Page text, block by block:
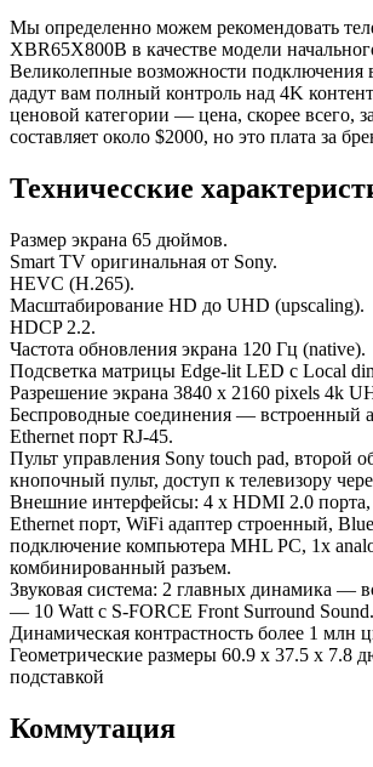
Мы определенно можем рекомендовать
XBR65X800B в качестве модели
Великолепные возможности подключения
дадут вам полный контроль над 4K
ценовой категории — цена, скорее всего,
составляет около $2000, но это плата за
Техничесские
Размер экрана 65 дюймов.
Smart TV оригинальная от Sony.
HEVC (H.265).
Масштабирование HD до UHD (upscaling).
HDCP 2.2.
Частота обновления экрана 120 Гц (native).
Подсветка матрицы Edge-lit LED с Local
Разрешение экрана 3840 x 2160 pixels 4k
Беспроводные соединения — встроенный
Ethernet порт RJ-45.
Пульт управления Sony touch pad, второй
кнопочный пульт, доступ к телевизору
Внешние интерфейсы: 4 х HDMI 2.0 порта,
Ethernet порт, WiFi адаптер строенный,
подключение компьютера MHL PC, 1x
комбинированный разъем.
Звуковая система: 2 главных динамика —
— 10 Watt с S-FORCE Front Surround Sound.
Динамическая контрастность более 1 млн
Геометрические размеры 60.9 x 37.5 x 7.8
подставкой
Коммутация